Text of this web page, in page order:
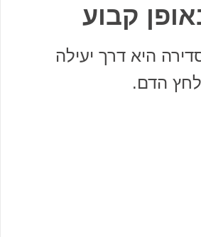
קבוע
היא דרך יעילה
הדם.